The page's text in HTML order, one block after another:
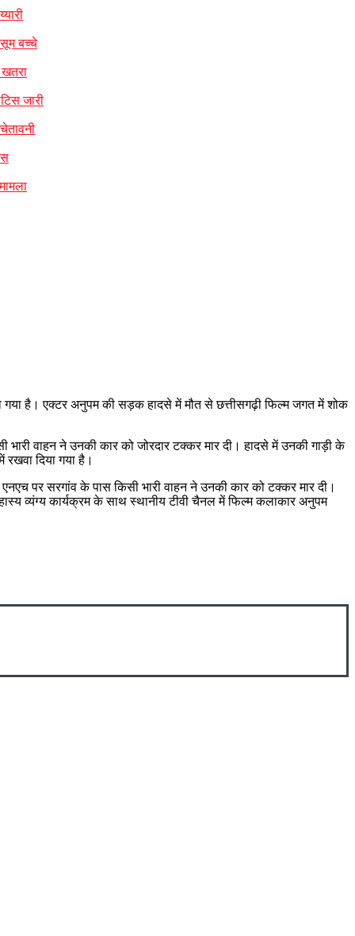
बच्चे
खतरा
जारी
गया है। एक्टर अनुपम की सड़क हादसे में मौत से छत्तीसगढ़ी फिल्म जगत में शोक
वाहन ने उनकी कार को जोरदार टक्कर मार दी। हादसे में उनकी गाड़ी के
दिया गया है।
पर सरगांव के पास किसी भारी वाहन ने उनकी कार को टक्कर मार दी।
व्यंग्य कार्यक्रम के साथ स्थानीय टीवी चैनल में फिल्म कलाकार अनुपम